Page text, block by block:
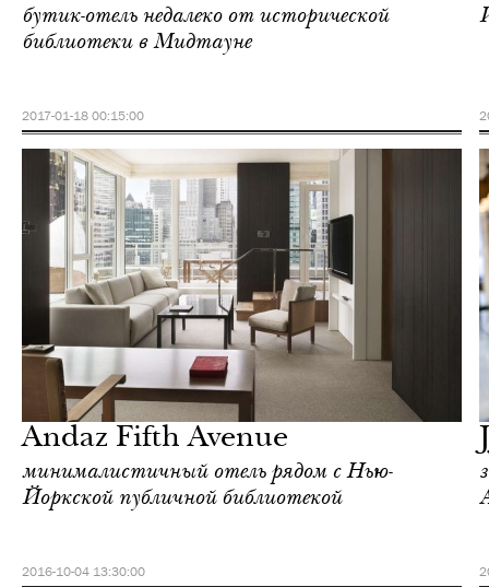
бутик-отель недалеко от исторической
библиотеки в Мидтауне
2017-01-18 00:15:00
Andaz Fifth Avenue
минималистичный отель рядом с Нью-
Йоркской публичной библиотекой
2016-10-04 13:30:00
Йорк